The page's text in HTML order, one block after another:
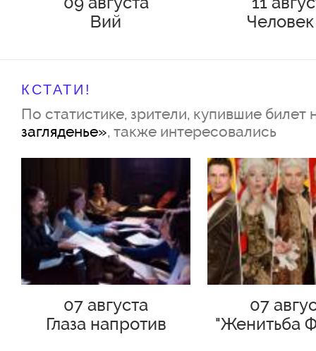
Вий
КСТАТИ!
По статистике, зрители, купившие билет
загляденье», также интересовались
07 августа
Глаза напротив
07
"Женитьба